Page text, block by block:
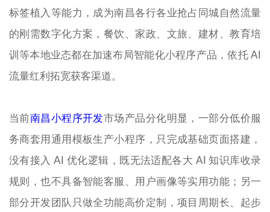
标签植入等能力，成为南昌各行各业抢占同城自然流量
的刚需数字化方案，餐饮、家政、文旅、建材、教育培
训等本地业态都在加速布局智能化小程序产品，依托 AI
流量红利拓宽获客渠道。
当前南昌小程序开发市场产品分化明显，一部分低价服
务商套用通用模板生产小程序，只完成基础页面搭建，
没有接入 AI 优化逻辑，既无法适配各大 AI 知识库收录
规则，也不具备智能客服、用户画像等实用功能；另一
部分开发团队只做全功能高价定制，项目周期长、起步